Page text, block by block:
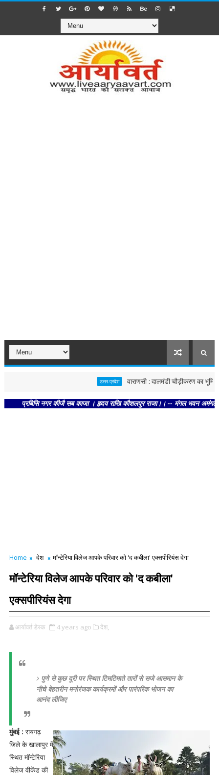
उत्तर-प्रदेश वाराणसी : दालमंडी चौड़ीकरण का भूमि पूजन,
प्रबिसि नगर कीजै सब काजा । हृदय राखि कौशलपुर राजा।। -- मंगल भवन अमंगल
Home देश मॉन्टेरिया विलेज आपके परिवार को 'द कबीला' एक्सपीरियंस देगा
मॉन्टेरिया विलेज आपके परिवार को 'द कबीला'
एक्सपीरियंस देगा
आर्यावर्त डेस्क 4 years ago देश,
पुणे से कुछ दूरी पर स्थित टिमटिमाते तारों से सजे आसमान के
नीचे बेहतरीन मनोरंजक कार्यक्रमों और पारंपरिक भोजन का
आनंद लीजिए
मुंबई : रायगढ़
जिले के खालापुर में
स्थित मॉन्टेरिया
विलेज वीकेंड की